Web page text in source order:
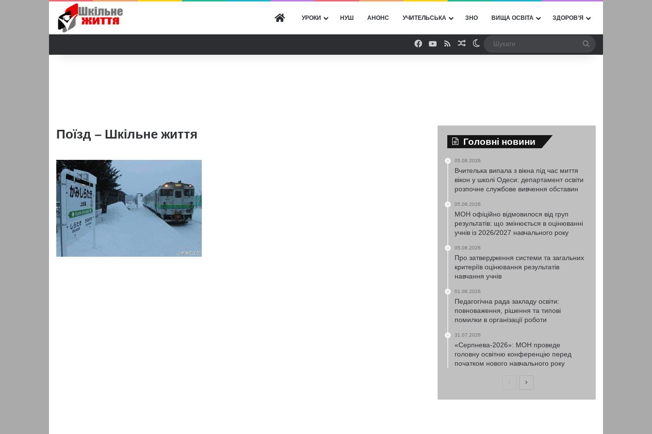
ГОЛОВНА
УРОКИ НУШ АНОНС УЧИТЕЛЬСЬКА ЗНО ВИЩА ОСВІТА ЗДОРОВ’Я
Facebook
YouTube
RSSВипадкова стаття
Switch skin
Поїзд – Шкільне життя
Головні новини
05.08.2026
Вчителька випала з вікна під час миття
вікон у школі Одеси: департамент освіти
розпочне службове вивчення обставин
05.08.2026
МОН офіційно відмовилося від груп
результатів: що змінюється в оцінюванні
учнів із 2026/2027 навчального року
05.08.2026
Про затвердження системи та загальних
критеріїв оцінювання результатів
навчання учнів
01.08.2026
Педагогічна рада закладу освіти:
повноваження, рішення та типові
помилки в організації роботи
31.07.2026
«Серпнева-2026»: МОН проведе
головну освітню конференцію перед
початком нового навчального року
ПопередняНаступна